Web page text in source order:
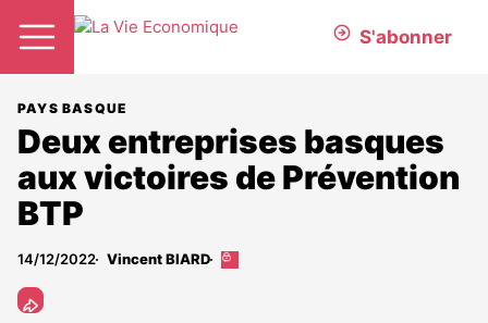
S'abonner
PAYS BASQUE
Deux entreprises basques
aux victoires de Prévention
BTP
14/12/2022 Vincent BIARD
Cet